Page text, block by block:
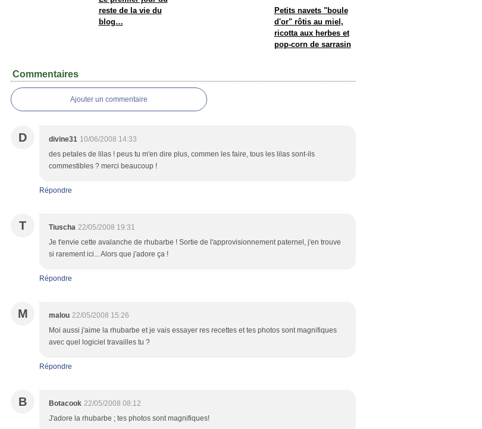
reste de la vie du
blog…
Petits navets "boule
d'or" rôtis au miel,
ricotta aux herbes et
pop-corn de sarrasin
Commentaires
Ajouter un commentaire
D divine31 10/06/2008 14:33
des petales de lilas ! peus tu m'en dire plus, commen les faire, tous les lilas sont-ils
commestibles ? merci beaucoup !
Répondre
T Tiuscha 22/05/2008 19:31
Je t'envie cette avalanche de rhubarbe ! Sortie de l'approvisionnement paternel, j'en trouve
si rarement ici... Alors que j'adore ça !
Répondre
M malou 22/05/2008 15:26
Moi aussi j'aime la rhubarbe et je vais essayer res recettes et tes photos sont magnifiques
avec quel logiciel travailles tu ?
Répondre
B Botacook 22/05/2008 08:12
J'adore la rhubarbe ; tes photos sont magnifiques!